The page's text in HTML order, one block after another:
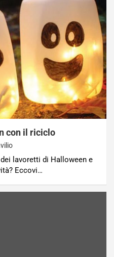
con il riciclo
lavoretti di Halloween e
Eccovi…